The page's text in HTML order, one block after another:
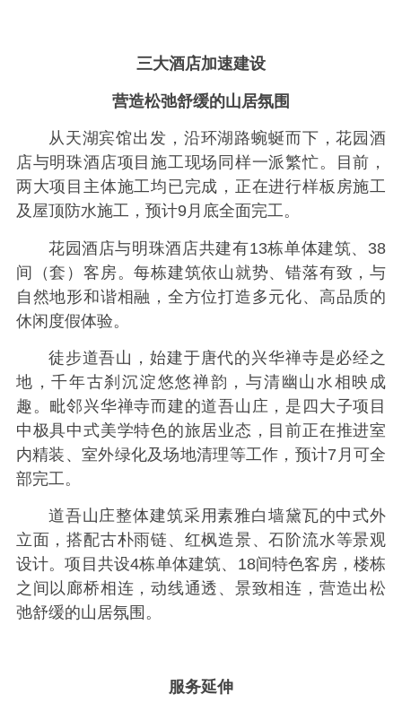
三大酒店加速建设
营造松弛舒缓的山居氛围
从天湖宾馆出发，沿环湖路蜿蜒而下，花园酒
店与明珠酒店项目施工现场同样一派繁忙。目前，
两大项目主体施工均已完成，正在进行样板房施工
及屋顶防水施工，预计9月底全面完工。
花园酒店与明珠酒店共建有13栋单体建筑、38
间（套）客房。每栋建筑依山就势、错落有致，与
自然地形和谐相融，全方位打造多元化、高品质的
休闲度假体验。
徒步道吾山，始建于唐代的兴华禅寺是必经之
地，千年古刹沉淀悠悠禅韵，与清幽山水相映成
趣。毗邻兴华禅寺而建的道吾山庄，是四大子项目
中极具中式美学特色的旅居业态，目前正在推进室
内精装、室外绿化及场地清理等工作，预计7月可全
部完工。
道吾山庄整体建筑采用素雅白墙黛瓦的中式外
立面，搭配古朴雨链、红枫造景、石阶流水等景观
设计。项目共设4栋单体建筑、18间特色客房，楼栋
之间以廊桥相连，动线通透、景致相连，营造出松
弛舒缓的山居氛围。
服务延伸